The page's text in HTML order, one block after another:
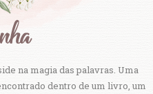
na magia das palavras. Uma
dentro de um livro, um